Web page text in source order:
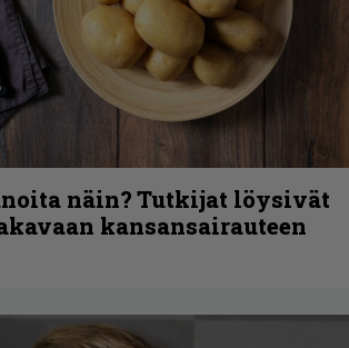
näin? Tutkijat löysivät
kansansairauteen